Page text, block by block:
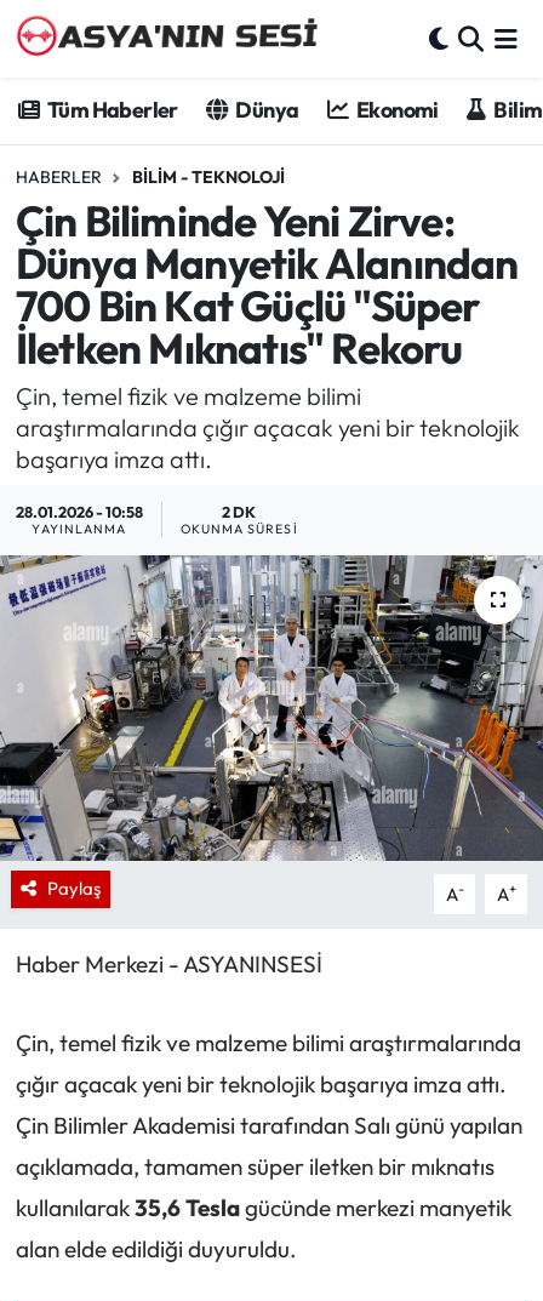
Tüm Haberler Dünya Ekonomi
HABERLER BILIM - TEKNOLOJI
Çin Biliminde Yeni Zirve:
Dünya Manyetik Alanından
700 Bin Kat Güçlü "Süper
İletken Mıknatıs" Rekoru
Çin, temel fizik ve malzeme bilimi
araştırmalarında çığır açacak yeni bir teknolojik
başarıya imza attı.
28.01.2026 - 10:58
YAYINLANMA
2 DK
OKUNMA SÜRESI
Paylaş A- A+
Haber Merkezi - ASYANINSESİ
Çin, temel fizik ve malzeme bilimi araştırmalarında
çığır açacak yeni bir teknolojik başarıya imza attı.
Çin Bilimler Akademisi tarafından Salı günü yapılan
açıklamada, tamamen süper iletken bir mıknatıs
kullanılarak35,6 Teslagücünde merkezi manyetik
alan elde edildiği duyuruldu.
Dünya
Ekonomi
Bilim - Teknoloji
Kültür - Sanat
Spor
Asya-Pasifik
Yazarlar